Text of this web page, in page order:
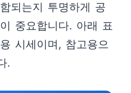
되는지 투명하게 공
중요합니다. 아래 표
시세이며, 참고용으
.